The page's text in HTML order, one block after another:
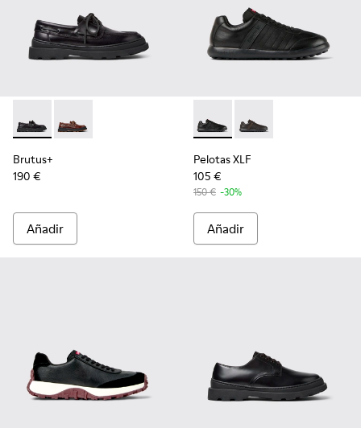
Brutus+ - K101067-002 - Zapatos náuticos de piel negros
Brutus+ - K101067-001
Brutus+
190 €
Añadir
Pelotas XLF - K100752-001
Pelotas XLF -
Pelotas XLF
105 €
150 € -30%
Añadir